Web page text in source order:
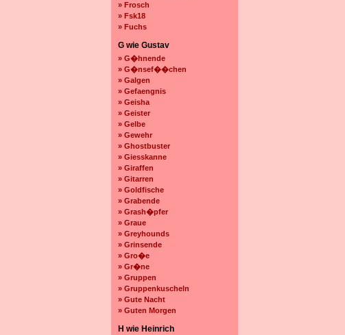
» Frosch
» Fsk18
» Fuchs
G wie Gustav
» G�hnende
» G�nsef��chen
» Galgen
» Gefaengnis
» Geisha
» Geister
» Gelbe
» Gewehr
» Ghostbuster
» Giesskanne
» Giraffen
» Gitarren
» Goldfische
» Grabende
» Grash�pfer
» Graue
» Greyhounds
» Grinsende
» Gro�e
» Gr�ne
» Gruppen
» Gruppenkuscheln
» Gute Nacht
» Guten Morgen
H wie Heinrich